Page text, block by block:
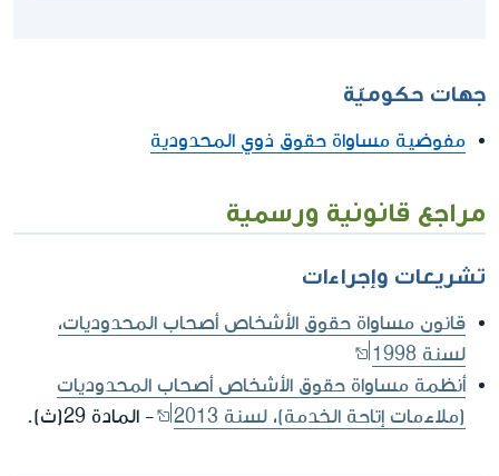
جهات حكوميّة
مفوضية مساواة حقوق ذوي المحدودية
مراجع قانونية ورسمية
تشريعات وإجراءات
قانون مساواة حقوق الأشخاص أصحاب المحدوديات،
لسنة 1998
أنظمة مساواة حقوق الأشخاص أصحاب المحدوديات
(ملاءمات إتاحة الخدمة)، لسنة 2013
- المادة 29(ث).